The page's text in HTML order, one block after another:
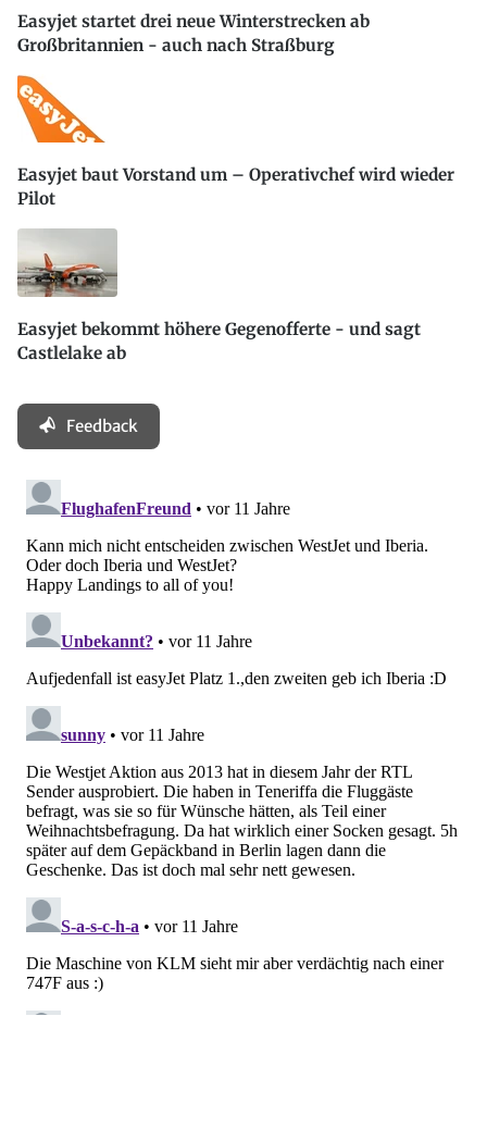
Easyjet startet drei neue Winterstrecken ab
Großbritannien - auch nach Straßburg
Easyjet baut Vorstand um – Operativchef wird wieder
Pilot
Easyjet bekommt höhere Gegenofferte - und sagt
Castlelake ab
Feedback